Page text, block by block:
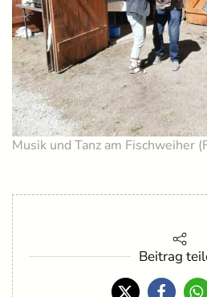
Musik und Tanz am Fischweiher
Beitrag